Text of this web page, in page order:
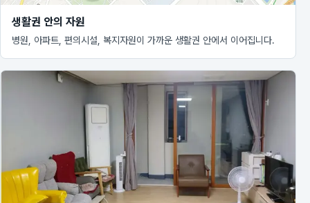
생활권 안의 자원
병원, 아파트, 편의시설, 복지자원이 가까운 생활권 안에서 이어집니다.